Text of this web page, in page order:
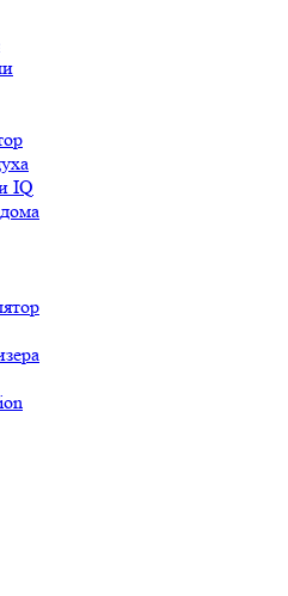
IQ